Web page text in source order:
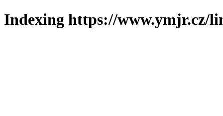
Indexing https://www.ymjr.cz/